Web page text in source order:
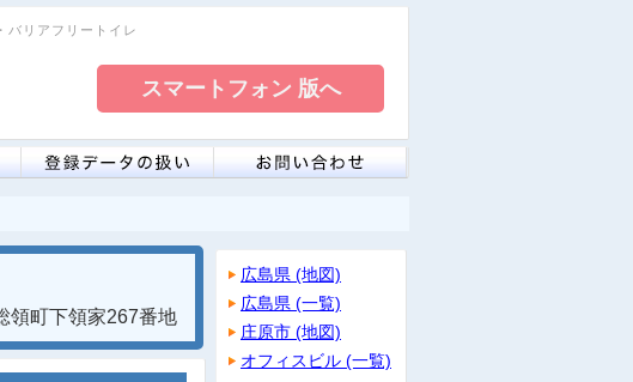
リアフリートイレ
領町下領家267番地
広島県 (地図)
広島県 (一覧)
庄原市 (地図)
オフィスビル (一覧)